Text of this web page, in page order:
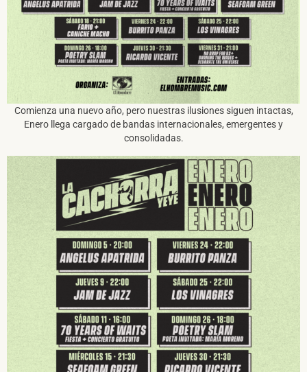
Comienza una nuevo año, pero nuestras ilusiones siguen intactas,
Enero llega cargado de bandas internacionales, emergentes y
consolidadas.
SUSCRÍBETE A NUESTRO BOLETÍN
He leído y acepto laPolítica de Privacidad y la
DARME DE ALTA